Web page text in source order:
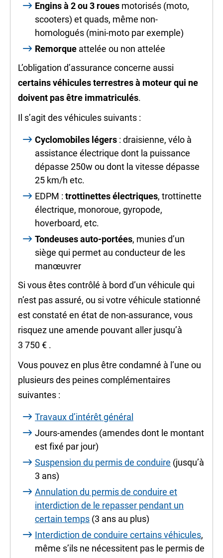
Engins à 2 ou 3 roues motorisés (moto,
scooters) et quads, même non-
homologués (mini-moto par exemple)
Remorque attelée ou non attelée
L’obligation d’assurance concerne aussi
certains véhicules terrestres à moteur qui ne
doivent pas être immatriculés.
Il s’agit des véhicules suivants :
Cyclomobiles légers : draisienne, vélo à
assistance électrique dont la puissance
dépasse 250w ou dont la vitesse dépasse
25 km/h etc.
EDPM : trottinettes électriques, trottinette
électrique, monoroue, gyropode,
hoverboard, etc.
Tondeuses auto-portées, munies d’un
siège qui permet au conducteur de les
manœuvrer
Si vous êtes contrôlé à bord d’un véhicule qui
n’est pas assuré, ou si votre véhicule stationné
est constaté en état de non-assurance, vous
risquez une amende pouvant aller jusqu’à
3 750 € .
Vous pouvez en plus être condamné à l’une ou
plusieurs des peines complémentaires
suivantes :
Travaux d’intérêt général
Jours-amendes (amendes dont le montant
est fixé par jour)
Suspension du permis de conduire (jusqu’à
3 ans)
Annulation du permis de conduire et
interdiction de le repasser pendant un
certain temps (3 ans au plus)
Interdiction de conduire certains véhicules,
même s’ils ne nécessitent pas le permis de